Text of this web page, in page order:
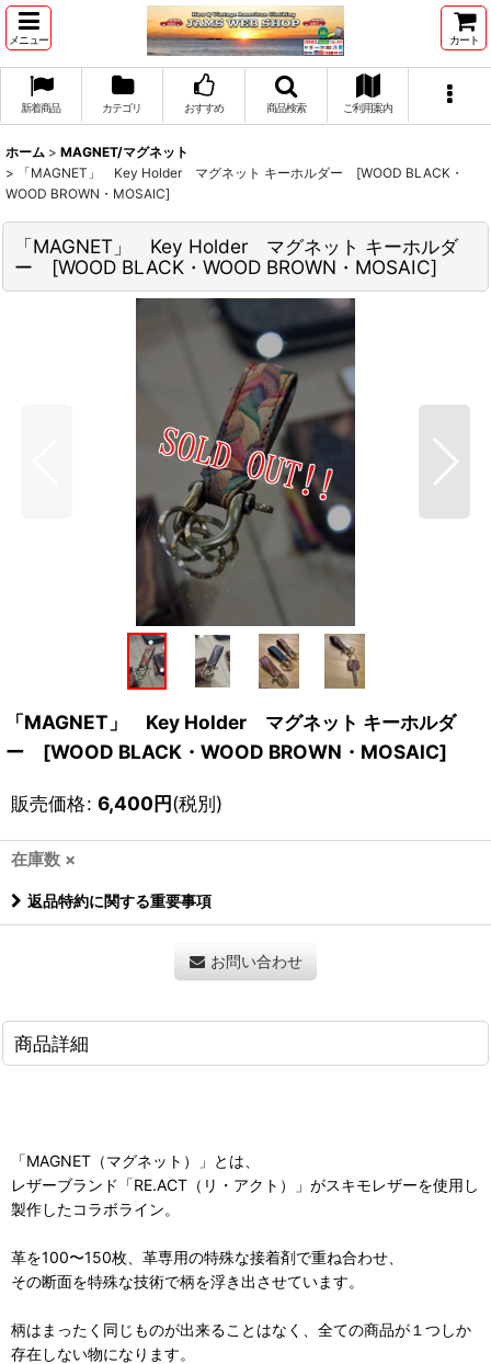
メニュー カート
新着商品 カテゴリ おすすめ 商品検索 ご利用案内
ホーム > MAGNET/マグネット
>
「MAGNET」 Key Holder マグネット キーホルダー [WOOD BLACK・
WOOD BROWN・MOSAIC]
「MAGNET」 Key Holder マグネット キーホルダ
ー [WOOD BLACK・WOOD BROWN・MOSAIC]
「MAGNET」 Key Holder マグネット キーホルダ
ー [WOOD BLACK・WOOD BROWN・MOSAIC]
販売価格: 6,400円(税別)
在庫数 ×
返品特約に関する重要事項
お問い合わせ
商品詳細
「MAGNET（マグネット）」とは、
レザーブランド「RE.ACT（リ・アクト）」がスキモレザーを使用し
製作したコラボライン。
革を100〜150枚、革専用の特殊な接着剤で重ね合わせ、
その断面を特殊な技術で柄を浮き出させています。
柄はまったく同じものが出来ることはなく、全ての商品が１つしか
存在しない物になります。